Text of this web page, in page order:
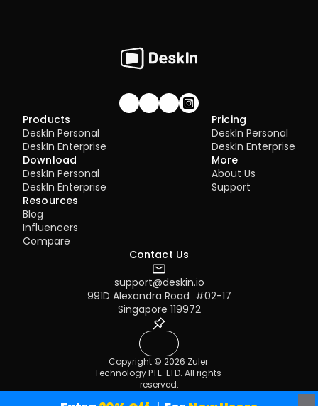
Join our community!
Products
DeskIn Personal
DeskIn Enterprise
Download
DeskIn Personal
DeskIn Enterprise
Pricing
DeskIn Personal
DeskIn Enterprise
More
About Us
Support
Resources
Blog
Influencers
Compare
Contact Us
support@deskin.io
991D Alexandra Road  #02-17
Singapore 119972
Copyright © 2026 Zuler
Technology PTE. LTD. All rights
reserved.